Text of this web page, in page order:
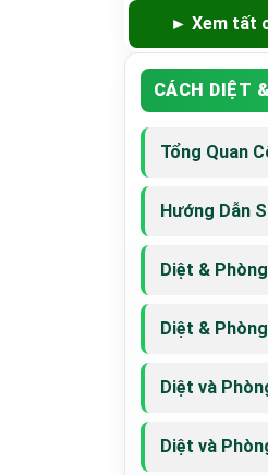
► Xem tất
CÁCH DIỆT
Tổng Quan
Hướng Dẫn
Diệt &
Diệt &
Diệt và
Diệt và